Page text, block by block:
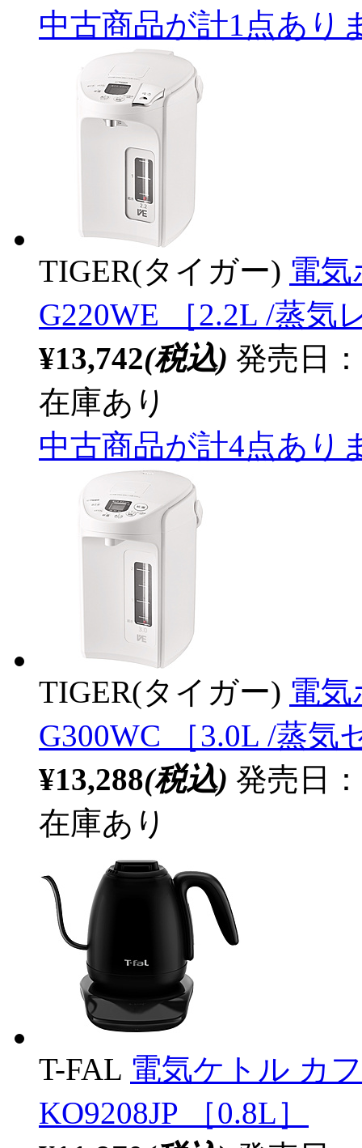
中古商品が計1点あり
TIGER(タイガー) 電
G220WE ［2.2L /蒸気
¥13,742(税込) 発売日
在庫あり
中古商品が計4点あり
TIGER(タイガー) 電
G300WC ［3.0L /蒸気
¥13,288(税込) 発売日
在庫あり
T-FAL 電気ケトル カ
KO9208JP ［0.8L］